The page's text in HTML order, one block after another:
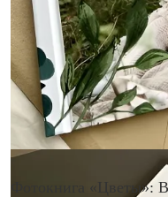
Фотокнига «Цветы»: